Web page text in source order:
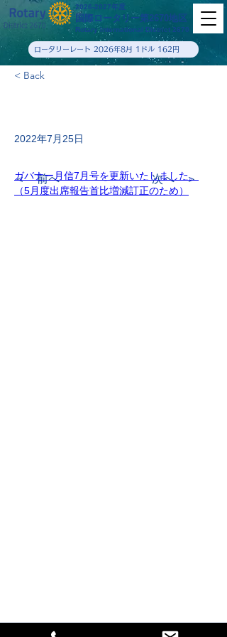
2026-2027年度
国際ロータリー第2670地区
Rotary International District 2670
ロータリーレート 2026年8月 1ドル 162円
< Back
2022年7月25日
＜ 前へ 次へ ＞
ガバナー月信7月号を更新いたしました。
（5月度出席報告首比増減訂正のため）